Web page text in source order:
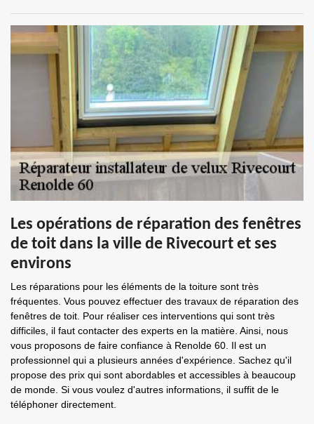
Les opérations de réparation des fenêtres
de toit dans la ville de Rivecourt et ses
environs
Les réparations pour les éléments de la toiture sont très
fréquentes. Vous pouvez effectuer des travaux de réparation des
fenêtres de toit. Pour réaliser ces interventions qui sont très
difficiles, il faut contacter des experts en la matière. Ainsi, nous
vous proposons de faire confiance à Renolde 60. Il est un
professionnel qui a plusieurs années d'expérience. Sachez qu'il
propose des prix qui sont abordables et accessibles à beaucoup
de monde. Si vous voulez d'autres informations, il suffit de le
téléphoner directement.